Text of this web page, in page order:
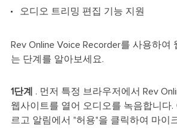
오디오 트리밍 편집 기능 지원
Rev Online Voice Recorder를 사용하여
는 단계를 알아보세요.
1단계
. 먼저 특정 브라우저에서 Rev
웹사이트를 열어 오디오를 녹음합니다.
르고 알림에서 "허용"을 클릭하여 마이